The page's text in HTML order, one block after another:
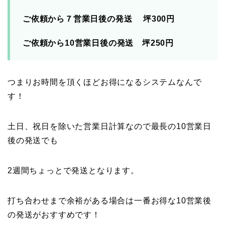
ご依頼から７営業日後の発送 坪300円
ご依頼から10営業日後の発送 坪250円
つまりお時間を頂くほどお得になるシステムなんで
す！
土日、祝日を除いた営業日計算なので最長の10営業日
後の発送でも
2週間ちょっとで発送となります。
打ち合わせまで余裕がある場合は一番お得な10営業後
の発送がおすすめです！